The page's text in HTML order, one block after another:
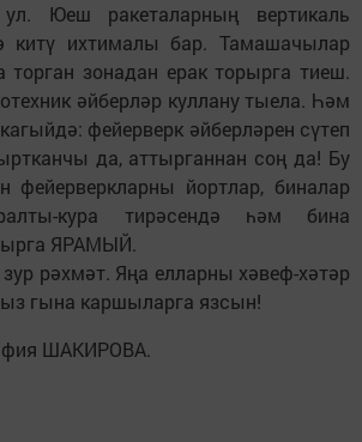
Юеш ракеталарның вертикаль
китү ихтималы бар. Тамашачылар
зонадан ерак торырга тиеш.
әйберләр куллану тыела. Һәм
фейерверк әйберләрен сүтеп
да, аттырганнан соң да! Бу
фейерверкларны йортлар, биналар
кура тирәсендә һәм бина
ЯРАМЫЙ.
рәхмәт. Яңа елларны хәвеф-хәтәр
гына каршыларга язсын!
ШАКИРОВА.